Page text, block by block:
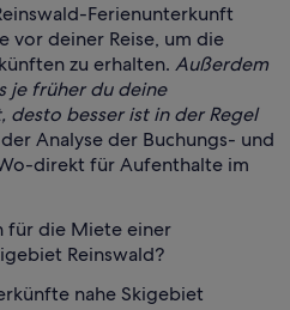
Ferienunterkunft
vor deiner Reise, um die
zu erhalten. Außerdem
je früher du deine
desto besser ist in der Regel
Analyse der Buchungs- und
direkt für Aufenthalte im
für die Miete einer
Reinswald?
nahe Skigebiet